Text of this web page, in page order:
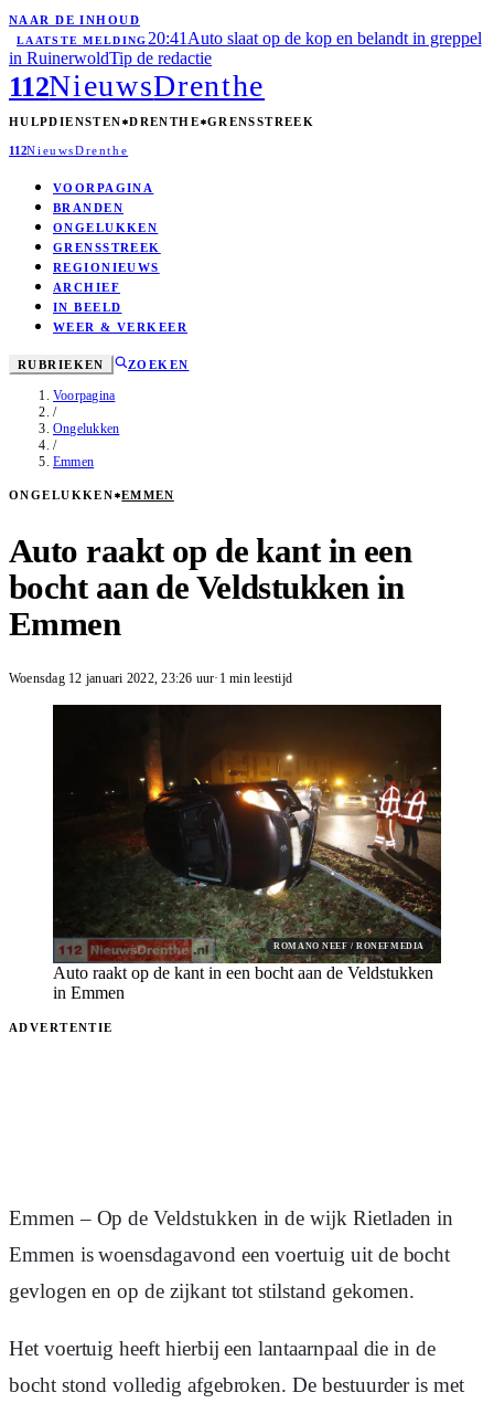
NAAR DE INHOUD
LAATSTE MELDING 20:41 Auto slaat op de kop en belandt in greppel
in RuinerwoldTip de redactie
112NieuwsDrenthe
HULPDIENSTEN DRENTHE GRENSSTREEK
112NieuwsDrenthe
VOORPAGINA
BRANDEN
ONGELUKKEN
GRENSSTREEK
REGIONIEUWS
ARCHIEF
IN BEELD
WEER & VERKEER
RUBRIEKEN ZOEKEN
Voorpagina
/
Ongelukken
/
Emmen
ONGELUKKEN EMMEN
Auto raakt op de kant in een
bocht aan de Veldstukken in
Emmen
Woensdag 12 januari 2022, 23:26 uur· 1 min leestijd
ROMANO NEEF / RONEFMEDIA
Auto raakt op de kant in een bocht aan de Veldstukken
in Emmen
ADVERTENTIE
Emmen – Op de Veldstukken in de wijk Rietladen in
Emmen is woensdagavond een voertuig uit de bocht
gevlogen en op de zijkant tot stilstand gekomen.
Het voertuig heeft hierbij een lantaarnpaal die in de
bocht stond volledig afgebroken. De bestuurder is met